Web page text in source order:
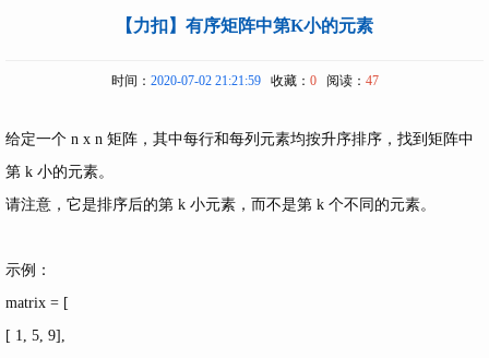
【力扣】有序矩阵中第K小的元素
时间： 2020-07-02 21:21:59收藏： 0阅读： 47
给定一个 n x n 矩阵，其中每行和每列元素均按升序排序，找到矩阵中
第 k 小的元素。
请注意，它是排序后的第 k 小元素，而不是第 k 个不同的元素。
示例：
matrix = [
[ 1, 5, 9],